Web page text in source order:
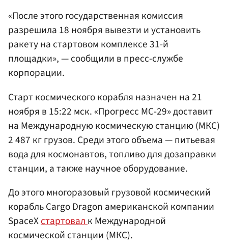
«После этого государственная комиссия
разрешила 18 ноября вывезти и установить
ракету на стартовом комплексе 31-й
площадки», — сообщили в пресс-службе
корпорации.
Старт космического корабля назначен на 21
ноября в 15:22 мск. «Прогресс МС-29» доставит
на Международную космическую станцию (МКС)
2 487 кг грузов. Среди этого объема — питьевая
вода для космонавтов, топливо для дозаправки
станции, а также научное оборудование.
До этого многоразовый грузовой космический
корабль Cargo Dragon американской компании
SpaceXстартовалк Международной
космической станции (МКС).